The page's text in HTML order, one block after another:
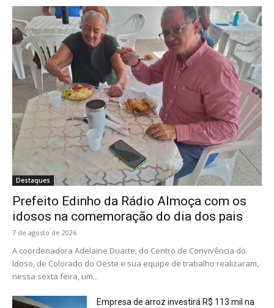
Destaques
Prefeito Edinho da Rádio Almoça com os
idosos na comemoração do dia dos pais
7 de agosto de 2026
A coordenadora Adelaine Duarte, do Centro de Convivência do
Idoso, de Colorado do Oeste e sua equipe de trabalho realizaram,
nessa sexta feira, um...
Empresa de arroz investirá R$ 113 mil na